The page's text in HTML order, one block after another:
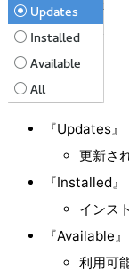
『Updates』
更新さ
『Installed』
インス
『Available』
利用可